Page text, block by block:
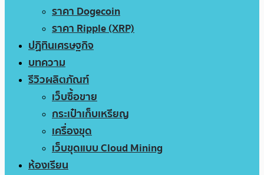
ราคา Dogecoin
ราคา Ripple (XRP)
ปฏิทินเศรษฐกิจ
บทความ
รีวิวผลิตภัณฑ์
เว็บซื้อขาย
กระเป๋าเก็บเหรียญ
เครื่องขุด
เว็บขุดแบบ Cloud Mining
ห้องเรียน